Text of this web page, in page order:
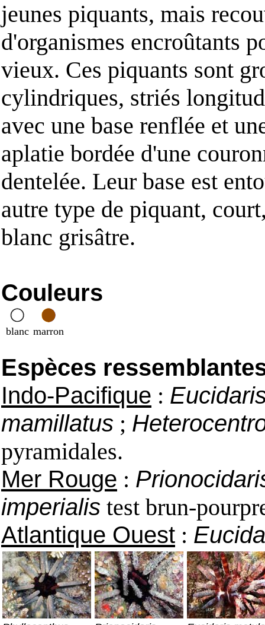
jeunes piquants, mais
d'organismes encroûtants
vieux. Ces piquants sont
cylindriques, striés
avec une base renflée et
aplatie bordée d'une
dentelée. Leur base est
autre type de piquant,
blanc grisâtre.
Couleurs
blanc marron
Espèces
Indo-Pacifique :
mamillatus ;
pyramidales.
Mer Rouge :
imperialis test brun-
Atlantique Ouest :